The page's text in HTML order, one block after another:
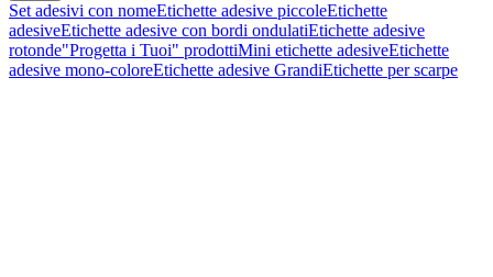
Set adesivi con nomeEtichette adesive piccoleEtichette
adesiveEtichette adesive con bordi ondulatiEtichette adesive
rotonde"Progetta i Tuoi" prodottiMini etichette adesiveEtichette
adesive mono-coloreEtichette adesive GrandiEtichette per scarpe